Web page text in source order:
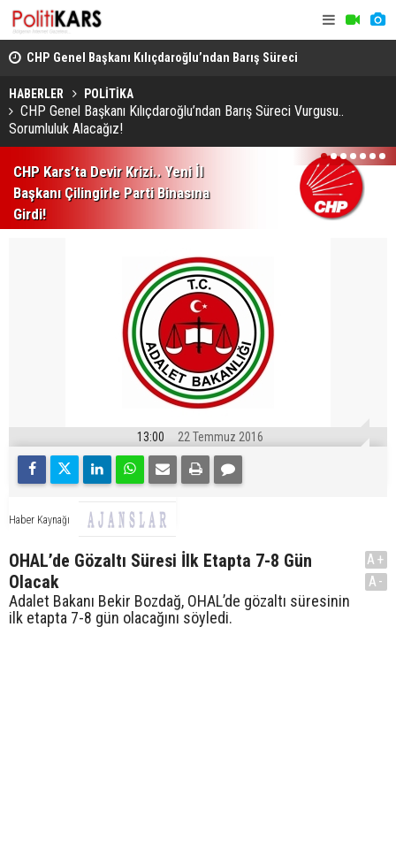
CHP Genel Başkanı Kılıçdaroğlu’ndan Barış Süreci
Vurgusu.. Sorumluluk Alacağız!
HABERLER POLİTİKA
CHP Genel Başkanı Kılıçdaroğlu’ndan Barış Süreci Vurgusu..
Sorumluluk Alacağız!
CHP Kars’ta Devir Krizi.. Yeni İl
Başkanı Çilingirle Parti Binasına
Girdi!
1 2 3 4 5 6 7
13:00 22 Temmuz 2016
Haber Kaynağı
OHAL’de Gözaltı Süresi İlk Etapta 7-8 Gün
Olacak
Adalet Bakanı Bekir Bozdağ, OHAL’de gözaltı süresinin
ilk etapta 7-8 gün olacağını söyledi.
A+
A-